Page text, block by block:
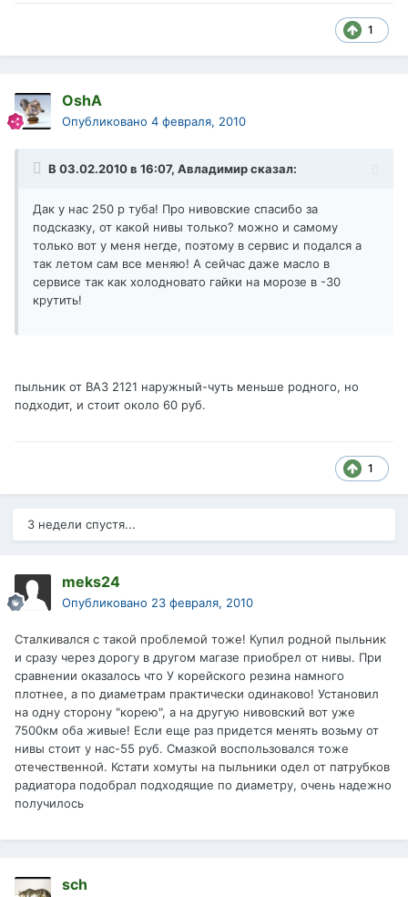
1
OshA
Опубликовано 4 февраля, 2010
В 03.02.2010 в 16:07, Авладимир сказал:
Дак у нас 250 р туба! Про нивовские спасибо за
подсказку, от какой нивы только? можно и самому
только вот у меня негде, поэтому в сервис и подался а
так летом сам все меняю! А сейчас даже масло в
сервисе так как холодновато гайки на морозе в -30
крутить!
пыльник от ВАЗ 2121 наружный-чуть меньше родного, но
подходит, и стоит около 60 руб.
1
3 недели спустя...
meks24
Опубликовано 23 февраля, 2010
Сталкивался с такой проблемой тоже! Купил родной пыльник
и сразу через дорогу в другом магазе приобрел от нивы. При
сравнении оказалось что У корейского резина намного
плотнее, а по диаметрам практически одинаково! Установил
на одну сторону "корею", а на другую нивовский вот уже
7500км оба живые! Если еще раз придется менять возьму от
нивы стоит у нас-55 руб. Смазкой воспользовался тоже
отечественной. Кстати хомуты на пыльники одел от патрубков
радиатора подобрал подходящие по диаметру, очень надежно
получилось
sch